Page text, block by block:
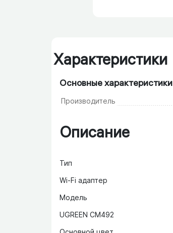
Характеристики
Основные характеристики
Производитель
Описание
Тип
Wi-Fi адаптер
Модель
UGREEN CM492